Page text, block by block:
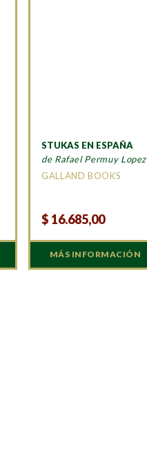
STUKAS EN ESPAÑA
de Rafael Permuy Lopez
GALLAND BOOKS
$ 16.685,00
MÁS INFORMACIÓN